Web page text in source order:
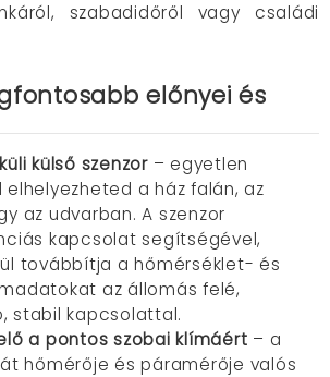
szabadidőről vagy családi
előnyei és
külső szenzor– egyetlen
a ház falán, az
az udvarban. A szenzor
kapcsolat segítségével,
továbbítja a hőmérséklet- és
az állomás felé,
stabil kapcsolattal.
a pontos szobai klímáért – a
hőmérője és páramérője valós